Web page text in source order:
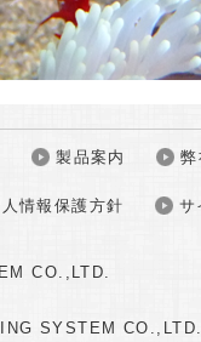
製品案内
情報保護方針 サ
CO.,LTD.
SYSTEM